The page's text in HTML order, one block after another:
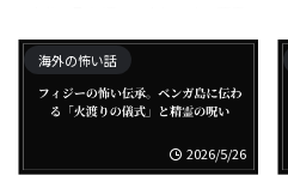
海外の怖い話
2026/5/26